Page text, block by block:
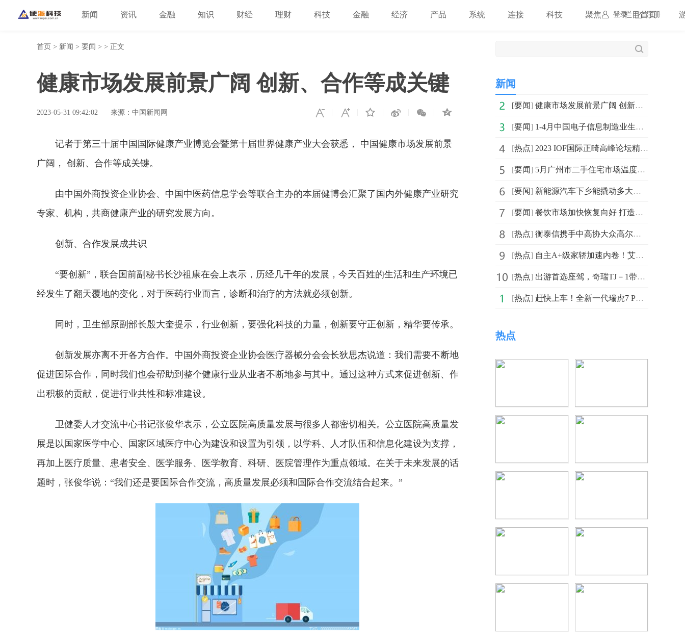
登录 注册
新闻 资讯 金融 知识 财经 理财 科技 金融 经济 产品 系统 连接 科技 聚焦 栏目首页
首页 > 新闻 > 要闻 > > 正文
健康市场发展前景广阔 创新、合作等成关键
2023-05-31 09:42:02 来源：中国新闻网
记者于第三十届中国国际健康产业博览会暨第十届世界健康产业大会获悉， 中国健康市场发展前景
广阔， 创新、合作等成关键。
由中国外商投资企业协会、中国中医药信息学会等联合主办的本届健博会汇聚了国内外健康产业研究
专家、机构，共商健康产业的研究发展方向。
创新、合作发展成共识
“要创新”，联合国前副秘书长沙祖康在会上表示，历经几千年的发展，今天百姓的生活和生产环境已
经发生了翻天覆地的变化，对于医药行业而言，诊断和治疗的方法就必须创新。
同时，卫生部原副部长殷大奎提示，行业创新，要强化科技的力量，创新要守正创新，精华要传承。
创新发展亦离不开各方合作。中国外商投资企业协会医疗器械分会会长狄思杰说道：我们需要不断地
促进国际合作，同时我们也会帮助到整个健康行业从业者不断地参与其中。通过这种方式来促进创新、作
出积极的贡献，促进行业共性和标准建设。
卫健委人才交流中心书记张俊华表示，公立医院高质量发展与很多人都密切相关。公立医院高质量发
展是以国家医学中心、国家区域医疗中心为建设和设置为引领，以学科、人才队伍和信息化建设为支撑，
再加上医疗质量、患者安全、医学服务、医学教育、科研、医院管理作为重点领域。在关于未来发展的话
题时，张俊华说：“我们还是要国际合作交流，高质量发展必须和国际合作交流结合起来。”
新闻
[要闻] 健康市场发展前景广阔 创新、合作等成关键
[要闻] 1-4月中国电子信息制造业生产逐步恢复 出口降幅收窄
[热点] 2023 IOF国际正畸高峰论坛精彩抢先看
[要闻] 5月广州市二手住宅市场温度下降 成交量环比4月有所下跌
[要闻] 新能源汽车下乡能撬动多大市场规模？如何打通下沉发展中
[要闻] 餐饮市场加快恢复向好 打造消费新场景
[热点] 衡泰信携手中高协大众高尔夫项目，助推青少年高尔夫线上
[热点] 自主A+级家轿加速内卷！艾瑞泽8靠全优价值完胜星瑞
[热点] 出游首选座驾，奇瑞TJ－1带你逃离城市去露营
[热点] 赶快上车！全新一代瑞虎7 PLUS晋升户外露营最佳拍档
热点